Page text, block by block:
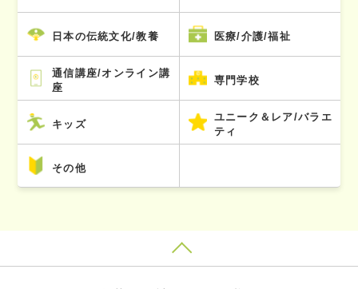
日本の伝統文化/教養 医療/介護/福祉
通信講座/オンライン講
座
専門学校
キッズ
ユニーク＆レア/バラエ
ティ
その他